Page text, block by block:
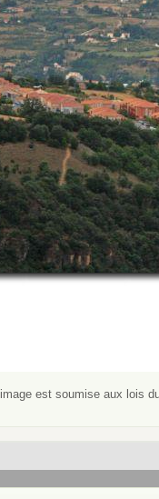
est soumise aux lois